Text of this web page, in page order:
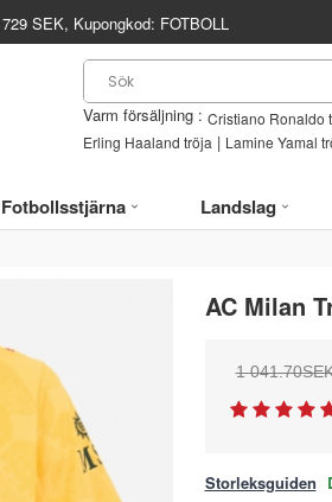
729 SEK, Kupongkod: FOTBOLL
Varm försäljning : Cristiano Ronaldo
Erling Haaland tröja | Lamine Yamal
Fotbollsstjärna Landslag
AC Milan
1
Storleksguiden